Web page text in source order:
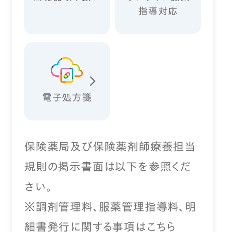
指導対応
電子処方箋
保険薬局及び保険薬剤師療養担当
規則の掲示書面は以下を参照くだ
さい。
※調剤管理料、服薬管理指導料、明
細書発行に関する事項は こちら